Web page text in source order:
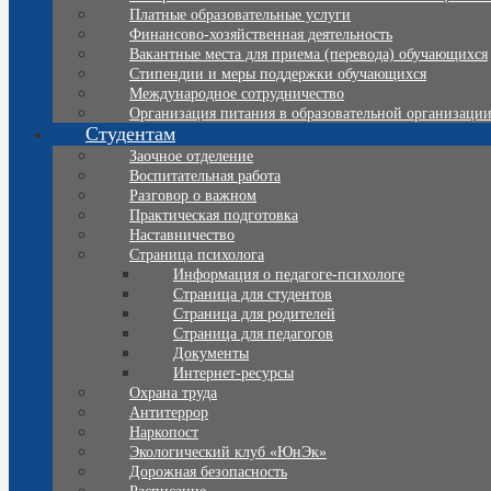
Платные образовательные услуги
Финансово-хозяйственная деятельность
Вакантные места для приема (перевода) обучающихся
Стипендии и меры поддержки обучающихся
Международное сотрудничество
Организация питания в образовательной организации
Студентам
Заочное отделение
Воспитательная работа
Разговор о важном
Практическая подготовка
Наставничество
Страница психолога
Информация о педагоге-психологе
Страница для студентов
Страница для родителей
Страница для педагогов
Документы
Интернет-ресурсы
Охрана труда
Антитеррор
Наркопост
Экологический клуб «ЮнЭк»
Дорожная безопасность